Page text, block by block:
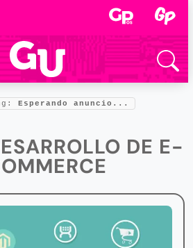
Esperando anuncio...
DE E-